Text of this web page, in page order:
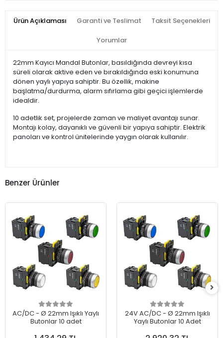
Ürün Açıklaması Garanti ve Teslimat Taksit Seçenekleri
Yorumlar
22mm Kayıcı Mandal Butonlar, basıldığında devreyi kısa
süreli olarak aktive eden ve bırakıldığında eski konumuna
dönen yaylı yapıya sahiptir. Bu özellik, makine
başlatma/durdurma, alarm sıfırlama gibi geçici işlemlerde
idealdir.
10 adetlik set, projelerde zaman ve maliyet avantajı sunar.
Montajı kolay, dayanıklı ve güvenli bir yapıya sahiptir. Elektrik
panoları ve kontrol ünitelerinde yaygın olarak kullanılır.
Benzer Ürünler
AC/DC - Ø 22mm Işıklı Yaylı
Butonlar 10 adet
24V AC/DC - Ø 22mm Işıklı
Yaylı Butonlar 10 Adet